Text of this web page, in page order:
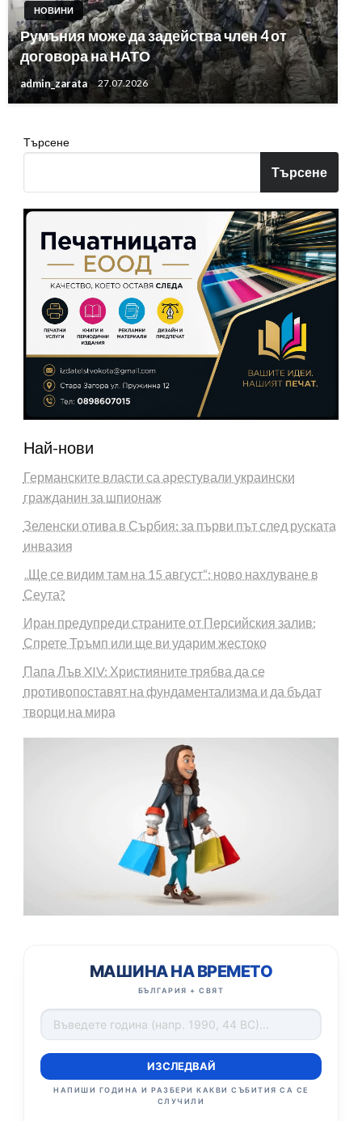
НОВИНИ
Румъния може да задейства член 4 от
договора на НАТО
admin_zarata 27.07.2026
Търсене
Търсене
Най-нови
Германските власти са арестували украински
гражданин за шпионаж
Зеленски отива в Сърбия: за първи път след руската
инвазия
„Ще се видим там на 15 август“: ново нахлуване в
Сеута?
Иран предупреди страните от Персийския залив:
Спрете Тръмп или ще ви ударим жестоко
Папа Лъв XIV: Християните трябва да се
противопоставят на фундаментализма и да бъдат
творци на мира
МАШИНА НА ВРЕМЕТО
БЪЛГАРИЯ + СВЯТ
ИЗСЛЕДВАЙ
НАПИШИ ГОДИНА И РАЗБЕРИ КАКВИ СЪБИТИЯ СА СЕ
СЛУЧИЛИ